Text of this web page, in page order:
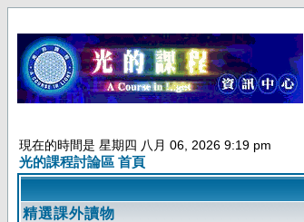
現在的時間是 星期四 八月 06, 2026 9:19 pm
光的課程討論區 首頁
精選課外讀物